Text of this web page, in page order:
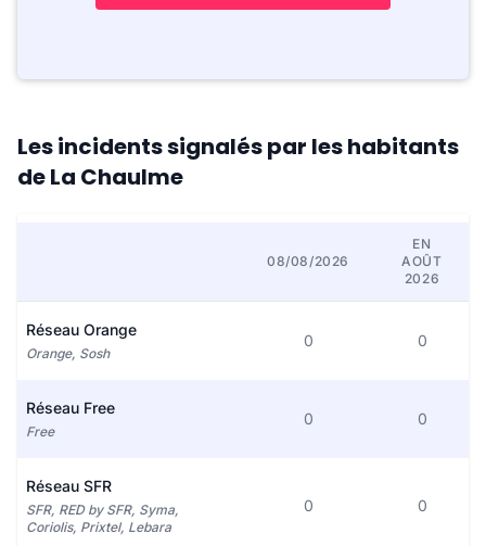
Les incidents signalés par les habitants
de La Chaulme
08/08/2026
EN
AOÛT
2026
Réseau Orange
Orange, Sosh
0 0
Réseau Free
Free
0 0
Réseau SFR
SFR, RED by SFR, Syma,
Coriolis, Prixtel, Lebara
0 0